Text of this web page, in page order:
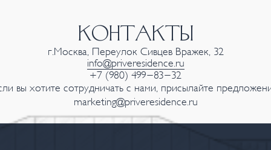
КОНТАКТЫ
г.Москва, Переулок Сивцев Вражек, 32
info@priveresidence.ru
+7 (980) 499-83-32
вы хотите сотрудничать с нами, присылайте
marketing@priveresidence.ru